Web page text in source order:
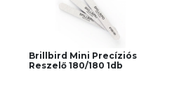
Brillbird Mini Precíziós
Reszelő 180/180 1db